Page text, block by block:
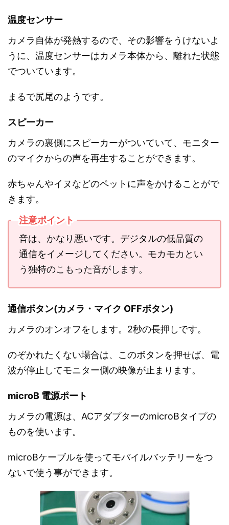
温度センサー
カメラ自体が発熱するので、その影響をうけないよ
うに、温度センサーはカメラ本体から、離れた状態
でついています。
まるで尻尾のようです。
スピーカー
カメラの裏側にスピーカーがついていて、モニター
のマイクからの声を再生することができます。
赤ちゃんやイヌなどのペットに声をかけることがで
きます。
注意ポイント
音は、かなり悪いです。デジタルの低品質の
通信をイメージしてください。モカモカとい
う独特のこもった音がします。
通信ボタン(カメラ・マイク OFFボタン)
カメラのオンオフをします。2秒の長押しです。
のぞかれたくない場合は、このボタンを押せば、電
波が停止してモニター側の映像が止まります。
microB 電源ポート
カメラの電源は、ACアダプターのmicroBタイプの
ものを使います。
microBケーブルを使ってモバイルバッテリーをつ
ないで使う事ができます。